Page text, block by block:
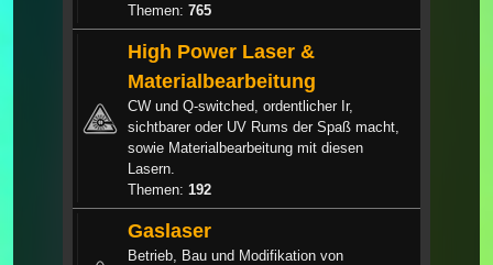
Themen: 765
High Power Laser &
Materialbearbeitung
CW und Q-switched, ordentlicher Ir,
sichtbarer oder UV Rums der Spaß macht,
sowie Materialbearbeitung mit diesen
Lasern.
Themen: 192
Gaslaser
Betrieb, Bau und Modifikation von